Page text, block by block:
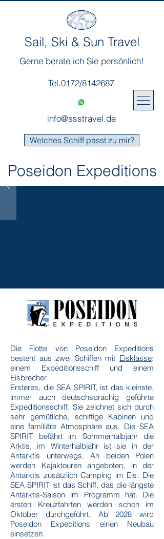
Sail, Ski & Sun Travel
Gerne berate ich Sie persönlich!
Tel.0172/8142687
info@ssstravel.de
Welches Schiff passt zu mir?
Poseidon Expeditions
Die Flotte von Poseidon Expeditions
besteht aus zwei Schiffen mit Eisklasse:
einem Expeditionsschiff und einem
Eisbrecher.
Ersteres, die SEA SPIRIT, ist das kleinste,
immer auch deutschsprachig geführte
Expeditionsschiff. Sie zeichnet sich durch
sehr gemütliche, schiffige Kabinen und
eine familiäre Atmosphäre aus. Die SEA
SPIRIT befährt im Sommerhalbjahr die
Arktis, im Winterhalbjahr ist sie in der
Antarktis unterwegs. An beiden Polen
werden Kajaktouren angeboten, in der
Antarktis zusätzlich Camping im Eis. Die
SEA SPIRIT ist das Schiff, das die längste
Antarktis-Saison im Programm hat. Die
ersten Kreuzfahrten werden schon im
Oktober durchgeführt. Ab 2028 wird
Poseidon Expeditions einen Neubau
einsetzen.